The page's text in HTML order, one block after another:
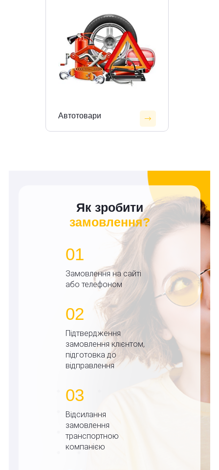
Автотовари
Як зробити
замовлення?
01
Замовлення на сайті
або телефоном
02
Підтвердження
замовлення клієнтом,
підготовка до
відправлення
03
Відсилання
замовлення
транспортною
компанією